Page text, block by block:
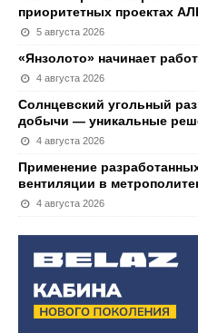
приоритетных проектах
5 августа 2026
«Янзолото» начинает
4 августа 2026
Солнцевский угольный
добычи — уникальные
4 августа 2026
Применение
вентиляции в
4 августа 2026